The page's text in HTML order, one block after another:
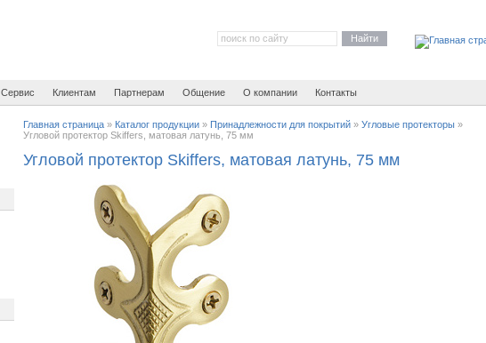
Найти
Сервис Клиентам Партнерам Общение О компании Контакты
Главная страница» Каталог продукции» Принадлежности для покрытий» Угловые протекторы»
Угловой протектор Skiffers, матовая латунь, 75 мм
Угловой протектор Skiffers, матовая латунь, 75 мм